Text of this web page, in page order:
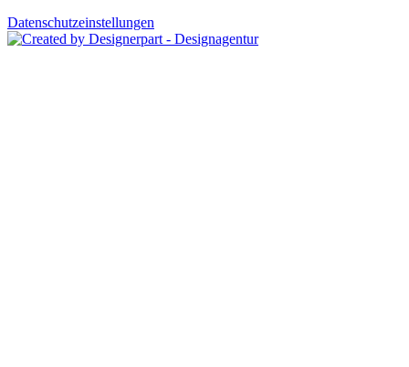
Datenschutzeinstellungen